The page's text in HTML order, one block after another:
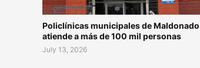
Policlínicas municipales de Maldonado
atiende a más de 100 mil personas
July 13, 2026